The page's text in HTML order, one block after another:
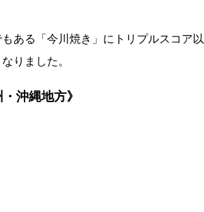
ある「今川焼き」にトリプルスコア以
りました。
・沖縄地方》